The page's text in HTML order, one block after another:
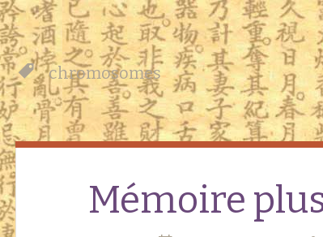
chromosomes
Mémoire